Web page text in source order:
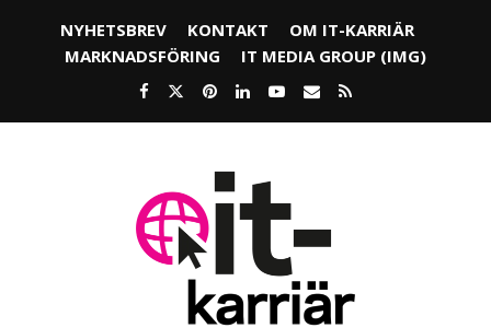
NYHETSBREV KONTAKT
OM IT-KARRIÄR
MARKNADSFÖRING
IT MEDIA GROUP (IMG)